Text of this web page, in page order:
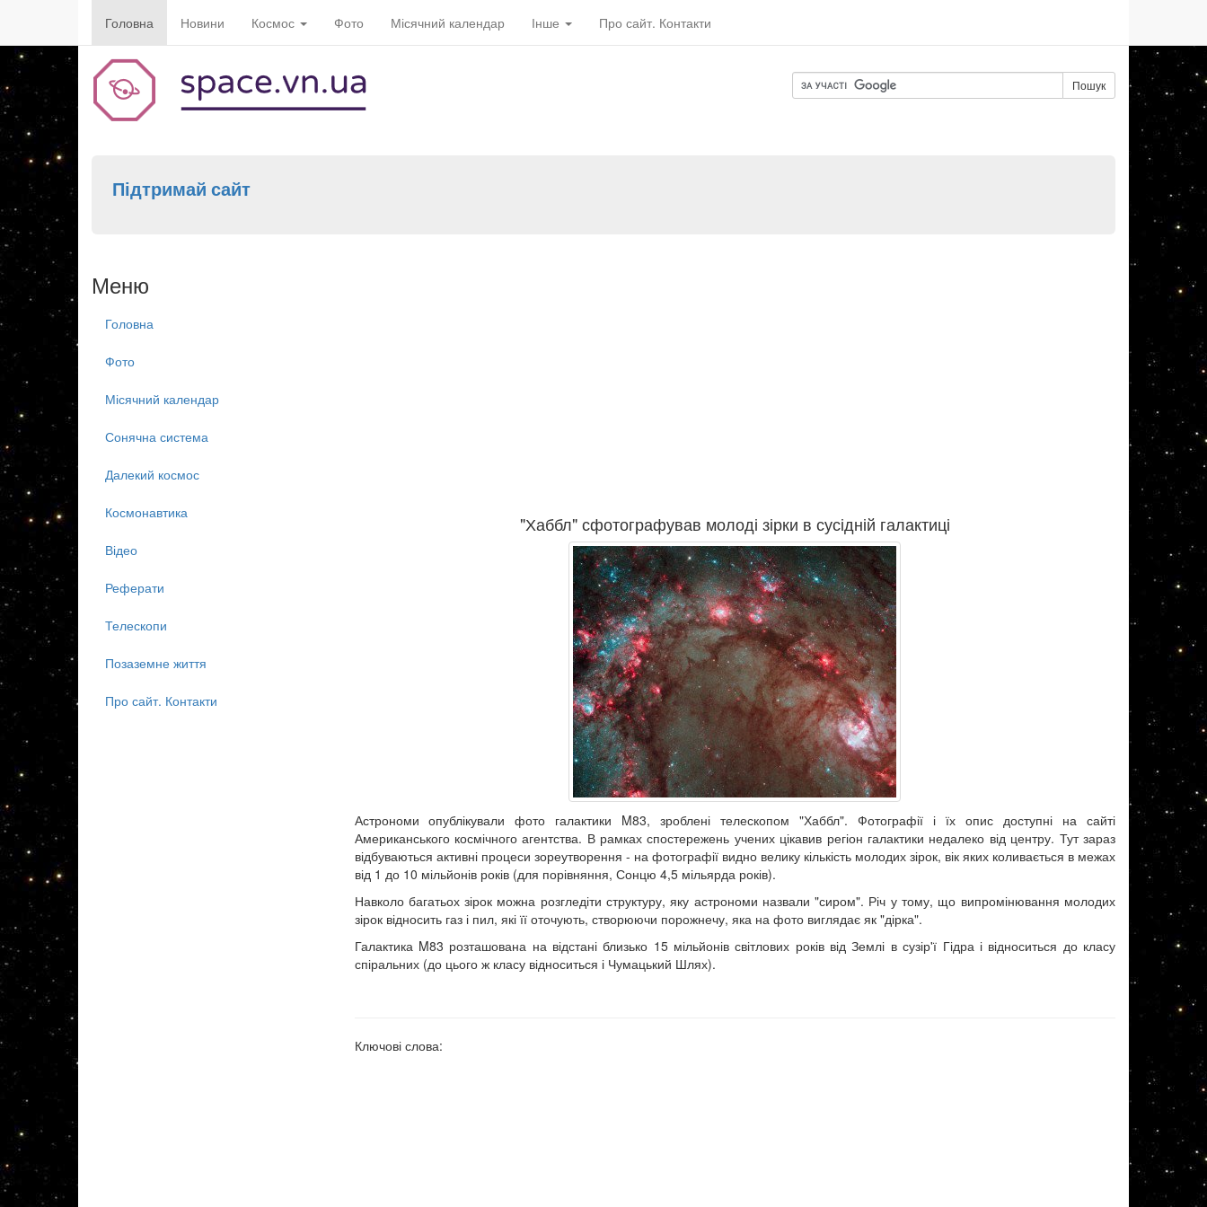
Головна Новини Космос Фото Місячний календар Інше Про сайт. Контакти
Пошук
Підтримай сайт
"Хаббл" сфотографував молоді зірки в сусідній галактиці
Астрономи опублікували фото галактики M83, зроблені телескопом "Хаббл". Фотографії і їх опис доступні на сайті
Американського космічного агентства. В рамках спостережень учених цікавив регіон галактики недалеко від центру. Тут зараз
відбуваються активні процеси зореутворення - на фотографії видно велику кількість молодих зірок, вік яких коливається в межах
від 1 до 10 мільйонів років (для порівняння, Сонцю 4,5 мільярда років).
Навколо багатьох зірок можна розгледіти структуру, яку астрономи назвали "сиром". Річ у тому, що випромінювання молодих
зірок відносить газ і пил, які її оточують, створюючи порожнечу, яка на фото виглядає як "дірка".
Галактика M83 розташована на відстані близько 15 мільйонів світлових років від Землі в сузір'ї Гідра і відноситься до класу
спіральних (до цього ж класу відноситься і Чумацький Шлях).
Ключові слова:
Меню
Головна
Фото
Місячний календар
Сонячна система
Далекий космос
Космонавтика
Відео
Реферати
Телескопи
Позаземне життя
Про сайт. Контакти